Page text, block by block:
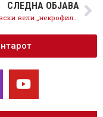
СЛЕДНА ОБЈАВА
Стојановски вели „некрофилство на СДСМ“, ВМРО – ДПМНЕ ја премина секоја можна граница